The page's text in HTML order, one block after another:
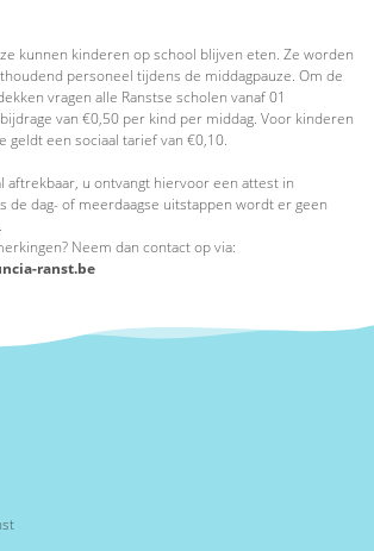
kunnen kinderen op school blijven eten. Ze worden
personeel tijdens de middagpauze. Om de
vragen alle Ranstse scholen vanaf 01
van €0,50 per kind per middag. Voor kinderen
geldt een sociaal tarief van €0,10.
aftrekbaar, u ontvangt hiervoor een attest in
de dag- of meerdaagse uitstappen wordt er geen
Neem dan contact op via:
ranst.be